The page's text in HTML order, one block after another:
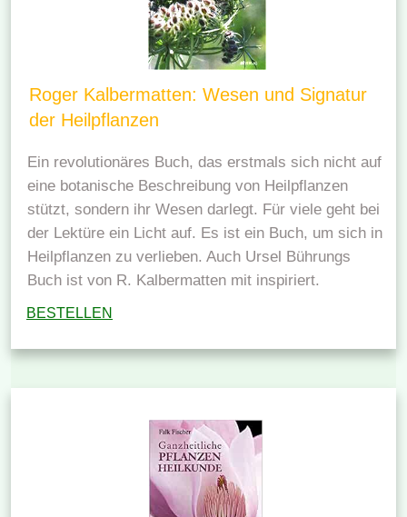
Roger Kalbermatten: Wesen und Signatur
der Heilpflanzen
Ein revolutionäres Buch, das erstmals sich nicht auf
eine botanische Beschreibung von Heilpflanzen
stützt, sondern ihr Wesen darlegt. Für viele geht bei
der Lektüre ein Licht auf. Es ist ein Buch, um sich in
Heilpflanzen zu verlieben. Auch Ursel Bührungs
Buch ist von R. Kalbermatten mit inspiriert.
BESTELLEN